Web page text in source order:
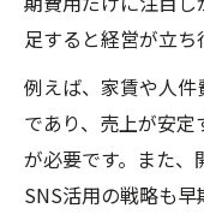
足すると経営が立ち
例えば、家賃や人
であり、売上が安
が必要です。また
SNS活用の戦略も早